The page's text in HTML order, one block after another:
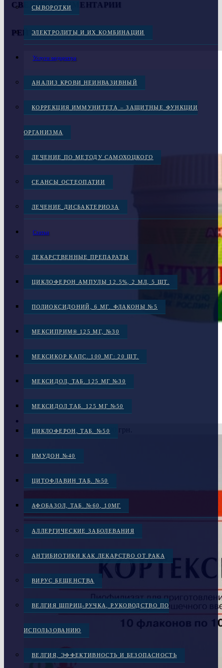
СЫВОРОТКИ
ЭЛЕКТРОЛИТЫ И ИХ КОМБИНАЦИИ
Услуги медцентра
АНАЛИЗ КРОВИ НЕИНВАЗИВНЫЙ
КОРРЕКЦИЯ ИММУНИТЕТА – ЗАЩИТНЫЕ ФУНКЦИИ
ОРГАНИЗМА
ЛЕЧЕНИЕ ПО МЕТОДУ САМОХОЦКОГО
СЕАНСЫ ОСТЕОПАТИИ
ЛЕЧЕНИЕ ДИСБАКТЕРИОЗА
Статьи
ЛЕКАРСТВЕННЫЕ ПРЕПАРАТЫ
ЦИКЛОФЕРОН АМПУЛЫ 12.5%, 2 МЛ, 5 ШТ.
ПОЛИОКСИДОНИЙ, 6 МГ. ФЛАКОНЫ №5
МЕКСИПРИМ® 125 МГ, №30
МЕКСИКОР КАПС. 100 МГ: 20 ШТ.
МЕКСИДОЛ, ТАБ. 125 МГ №30
МЕКСИДОЛ ТАБ. 125 МГ №50
ЦИКЛОФЕРОН, ТАБ. №50
ИМУДОН №40
ЦИТОФЛАВИН ТАБ. №50
АФОБАЗОЛ, ТАБ. №60, 10МГ
АЛЛЕРГИЧЕСКИЕ ЗАБОЛЕВАНИЯ
АНТИБИОТИКИ КАК ЛЕКАРСТВО ОТ РАКА
ВИРУС БЕШЕНСТВА
ВЕЛГИЯ ШПРИЦ-РУЧКА, РУКОВОДСТВО ПО
ИСПОЛЬЗОВАНИЮ
ВЕЛГИЯ, ЭФФЕКТИВНОСТЬ И БЕЗОПАСНОСТЬ
СВЕЖИЕ КОММЕНТАРИИ
РЕЙТИНГОВЫЕ ТОВАРЫ
«Антивир» мазь, 25 г 70.00 грн.